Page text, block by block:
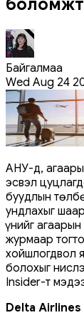
Байгалмаа
Wed Aug 24
АНУ-д,
эсвэл
буудлын
ундлахыг
Үүнийг
журмаар
хойшлогдвол
болохыг
Insider-т
Delta Airlines